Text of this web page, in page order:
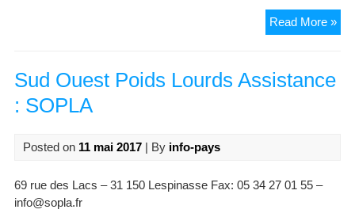
Read More »
Sud Ouest Poids Lourds Assistance
: SOPLA
Posted on 11 mai 2017| By info-pays
69 rue des Lacs – 31 150 Lespinasse Fax: 05 34 27 01 55 –
info@sopla.fr